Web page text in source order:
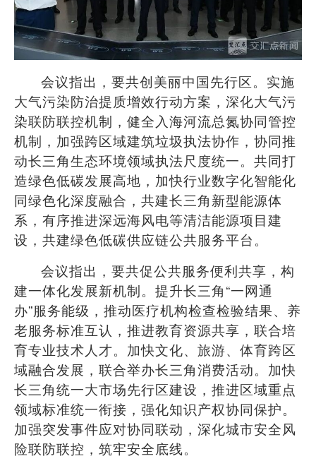
会议指出，要共创美丽中国先行区。实施
大气污染防治提质增效行动方案，深化大气污
染联防联控机制，健全入海河流总氮协同管控
机制，加强跨区域建筑垃圾执法协作，协同推
动长三角生态环境领域执法尺度统一。共同打
造绿色低碳发展高地，加快行业数字化智能化
同绿色化深度融合，共建长三角新型能源体
系，有序推进深远海风电等清洁能源项目建
设，共建绿色低碳供应链公共服务平台。
会议指出，要共促公共服务便利共享，构
建一体化发展新机制。提升长三角“一网通
办”服务能级，推动医疗机构检查检验结果、养
老服务标准互认，推进教育资源共享，联合培
育专业技术人才。加快文化、旅游、体育跨区
域融合发展，联合举办长三角消费活动。加快
长三角统一大市场先行区建设，推进区域重点
领域标准统一衔接，强化知识产权协同保护。
加强突发事件应对协同联动，深化城市安全风
险联防联控，筑牢安全底线。